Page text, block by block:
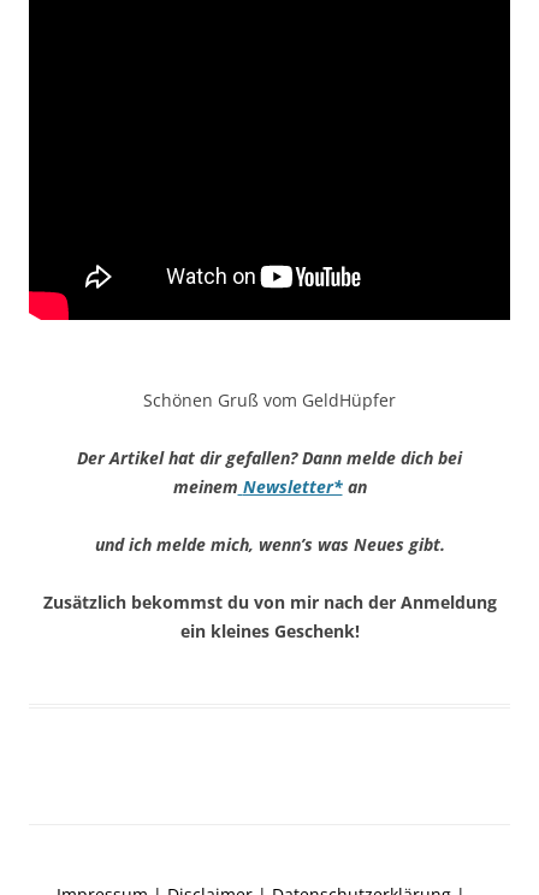
Schönen Gruß vom GeldHüpfer
Der Artikel hat dir gefallen? Dann melde dich bei
meinem Newsletter*an
und ich melde mich, wenn’s was Neues gibt.
Zusätzlich bekommst du von mir nach der Anmeldung
ein kleines Geschenk!